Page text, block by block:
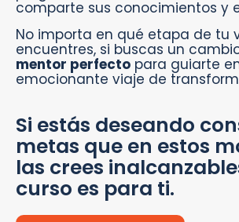
comparte sus conocimientos y
No importa en qué etapa de tu
encuentres, si buscas un
mentor perfecto para guiarte
emocionante viaje de
Si estás deseando
metas que en estos
las crees
curso es para ti.